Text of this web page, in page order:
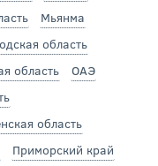
Мьянма
область
область
ОАЭ
область
Приморский край